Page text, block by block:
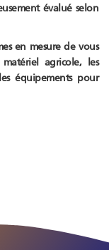
évalué selon
en mesure de vous
agricole, les
équipements pour